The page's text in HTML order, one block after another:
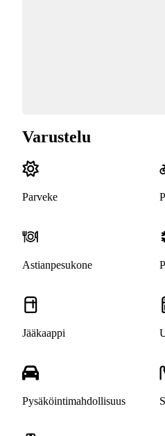
Varustelu
Parveke
Astianpesukone
Jääkaappi
Pysäköintimahdollisuus